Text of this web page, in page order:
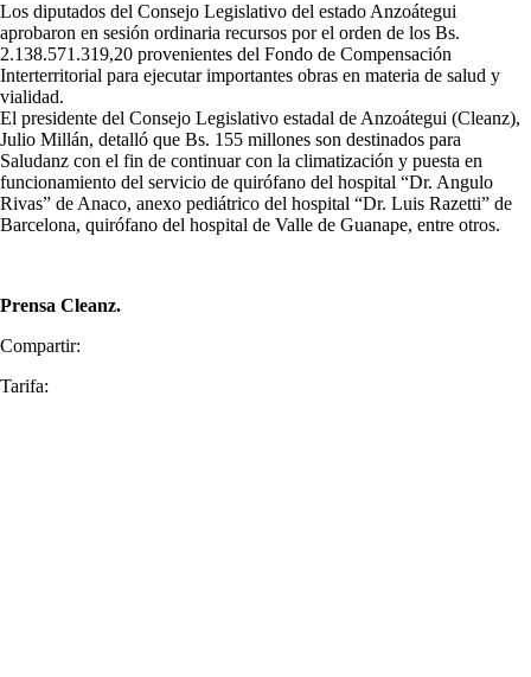
Los diputados del Consejo Legislativo del estado Anzoátegui
aprobaron en sesión ordinaria recursos por el orden de los Bs.
2.138.571.319,20 provenientes del Fondo de Compensación
Interterritorial para ejecutar importantes obras en materia de salud y
vialidad.
El presidente del Consejo Legislativo estadal de Anzoátegui (Cleanz),
Julio Millán, detalló que Bs. 155 millones son destinados para
Saludanz con el fin de continuar con la climatización y puesta en
funcionamiento del servicio de quirófano del hospital “Dr. Angulo
Rivas” de Anaco, anexo pediátrico del hospital “Dr. Luis Razetti” de
Barcelona, quirófano del hospital de Valle de Guanape, entre otros.
Prensa Cleanz.
Compartir:
Tarifa: